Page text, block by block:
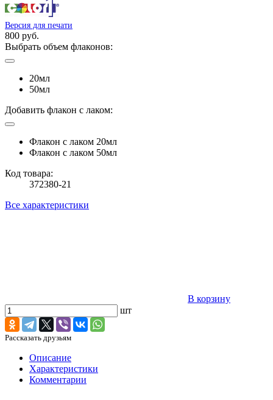
Версия для печати
800 руб.
Выбрать объем флаконов:
20мл
50мл
Добавить флакон с лаком:
Флакон с лаком 20мл
Флакон с лаком 50мл
Код товара:
372380-21
Все характеристики
В корзину
шт
Рассказать друзьям
Описание
Характеристики
Комментарии